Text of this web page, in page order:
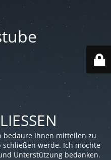
Ihnen mitteilen zu
schließen werde. Ich möchte
Unterstützung bedanken.